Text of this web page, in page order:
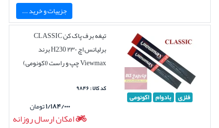
جزییات و خرید ...
فلزی بادوام اکونومی
تیغه برف پاک کن CLASSIC
برلیانس اچ ۲۳۰ H230 برند
Viewmax چپ و راست (اکونومی)
کد کالا : ۹۸۴۶
۱/۱۸۴/۰۰۰تومان
امکان ارسال روزانه